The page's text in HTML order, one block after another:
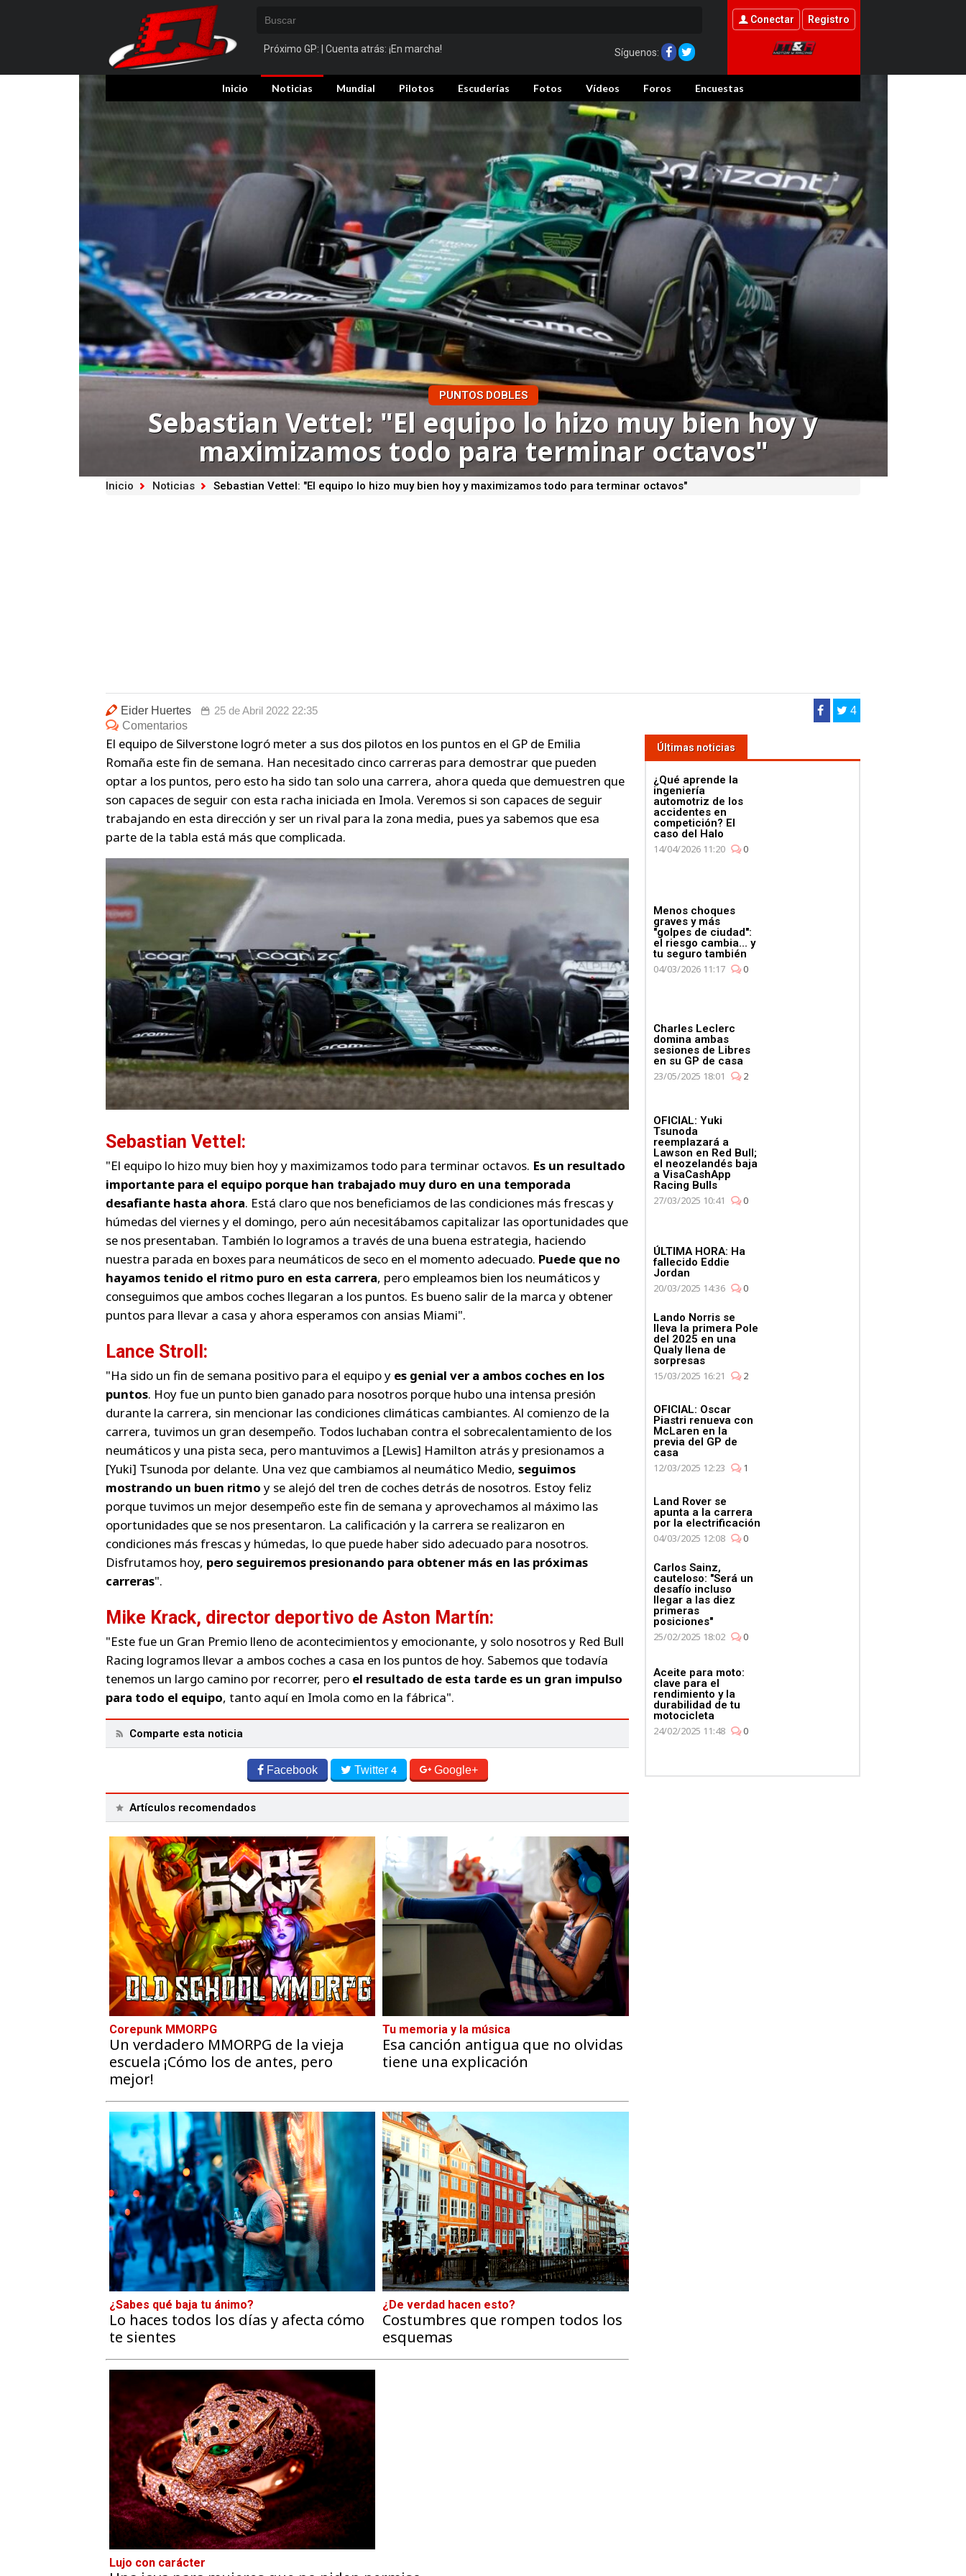
Próximo GP: | Cuenta atrás: ¡En marcha! Síguenos:
Conectar Registro
Inicio Noticias Mundial Pilotos Escuderías Fotos Vídeos Foros Encuestas
PUNTOS DOBLES
Sebastian Vettel: "El equipo lo hizo muy bien hoy y
maximizamos todo para terminar octavos"
Inicio Noticias Sebastian Vettel: "El equipo lo hizo muy bien hoy y maximizamos todo para terminar octavos"
Eider Huertes
25 de Abril 2022 22:35
Comentarios
4
El equipo de Silverstone logró meter a sus dos pilotos en los puntos en el GP de Emilia
Romaña este fin de semana. Han necesitado cinco carreras para demostrar que pueden
optar a los puntos, pero esto ha sido tan solo una carrera, ahora queda que demuestren que
son capaces de seguir con esta racha iniciada en Imola. Veremos si son capaces de seguir
trabajando en esta dirección y ser un rival para la zona media, pues ya sabemos que esa
parte de la tabla está más que complicada.
Sebastian Vettel:
"El equipo lo hizo muy bien hoy y maximizamos todo para terminar octavos. Es un resultado
importante para el equipo porque han trabajado muy duro en una temporada
desafiante hasta ahora. Está claro que nos beneficiamos de las condiciones más frescas y
húmedas del viernes y el domingo, pero aún necesitábamos capitalizar las oportunidades que
se nos presentaban. También lo logramos a través de una buena estrategia, haciendo
nuestra parada en boxes para neumáticos de seco en el momento adecuado. Puede que no
hayamos tenido el ritmo puro en esta carrera, pero empleamos bien los neumáticos y
conseguimos que ambos coches llegaran a los puntos. Es bueno salir de la marca y obtener
puntos para llevar a casa y ahora esperamos con ansias Miami".
Lance Stroll:
"Ha sido un fin de semana positivo para el equipo y es genial ver a ambos coches en los
puntos. Hoy fue un punto bien ganado para nosotros porque hubo una intensa presión
durante la carrera, sin mencionar las condiciones climáticas cambiantes. Al comienzo de la
carrera, tuvimos un gran desempeño. Todos luchaban contra el sobrecalentamiento de los
neumáticos y una pista seca, pero mantuvimos a [Lewis] Hamilton atrás y presionamos a
[Yuki] Tsunoda por delante. Una vez que cambiamos al neumático Medio, seguimos
mostrando un buen ritmo y se alejó del tren de coches detrás de nosotros. Estoy feliz
porque tuvimos un mejor desempeño este fin de semana y aprovechamos al máximo las
oportunidades que se nos presentaron. La calificación y la carrera se realizaron en
condiciones más frescas y húmedas, lo que puede haber sido adecuado para nosotros.
Disfrutamos hoy, pero seguiremos presionando para obtener más en las próximas
carreras".
Mike Krack, director deportivo de Aston Martín:
"Este fue un Gran Premio lleno de acontecimientos y emocionante, y solo nosotros y Red Bull
Racing logramos llevar a ambos coches a casa en los puntos de hoy. Sabemos que todavía
tenemos un largo camino por recorrer, pero el resultado de esta tarde es un gran impulso
para todo el equipo, tanto aquí en Imola como en la fábrica".
Comparte esta noticia
Facebook Twitter 4 Google+
Artículos recomendados
Corepunk MMORPG
Un verdadero MMORPG de la vieja
escuela ¡Cómo los de antes, pero
mejor!
Tu memoria y la música
Esa canción antigua que no olvidas
tiene una explicación
¿Sabes qué baja tu ánimo?
Lo haces todos los días y afecta cómo
te sientes
¿De verdad hacen esto?
Costumbres que rompen todos los
esquemas
Lujo con carácter
Últimas noticias
¿Qué aprende la
ingeniería
automotriz de los
accidentes en
competición? El
caso del Halo
14/04/2026 11:20
0
Menos choques
graves y más
"golpes de ciudad":
el riesgo cambia... y
tu seguro también
04/03/2026 11:17
0
Charles Leclerc
domina ambas
sesiones de Libres
en su GP de casa
23/05/2025 18:01
2
OFICIAL: Yuki
Tsunoda
reemplazará a
Lawson en Red Bull;
el neozelandés baja
a VisaCashApp
Racing Bulls
27/03/2025 10:41
0
ÚLTIMA HORA: Ha
fallecido Eddie
Jordan
20/03/2025 14:36
0
Lando Norris se
lleva la primera Pole
del 2025 en una
Qualy llena de
sorpresas
15/03/2025 16:21
2
OFICIAL: Oscar
Piastri renueva con
McLaren en la
previa del GP de
casa
12/03/2025 12:23
1
Land Rover se
apunta a la carrera
por la electrificación
04/03/2025 12:08
0
Carlos Sainz,
cauteloso: "Será un
desafío incluso
llegar a las diez
primeras
posiciones"
25/02/2025 18:02
0
Aceite para moto:
clave para el
rendimiento y la
durabilidad de tu
motocicleta
24/02/2025 11:48
0